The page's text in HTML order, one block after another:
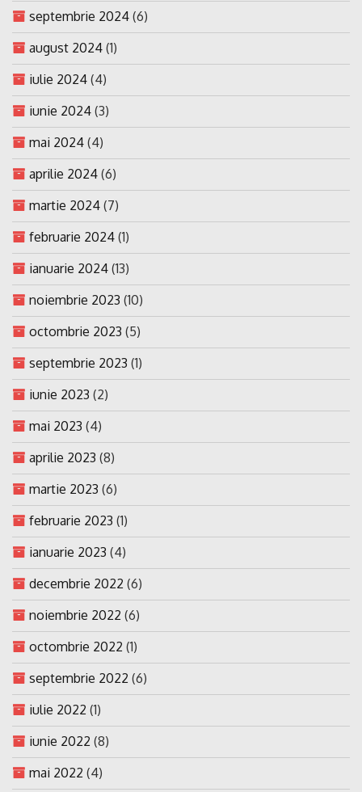
septembrie 2024 (6)
august 2024 (1)
iulie 2024 (4)
iunie 2024 (3)
mai 2024 (4)
aprilie 2024 (6)
martie 2024 (7)
februarie 2024 (1)
ianuarie 2024 (13)
noiembrie 2023 (10)
octombrie 2023 (5)
septembrie 2023 (1)
iunie 2023 (2)
mai 2023 (4)
aprilie 2023 (8)
martie 2023 (6)
februarie 2023 (1)
ianuarie 2023 (4)
decembrie 2022 (6)
noiembrie 2022 (6)
octombrie 2022 (1)
septembrie 2022 (6)
iulie 2022 (1)
iunie 2022 (8)
mai 2022 (4)